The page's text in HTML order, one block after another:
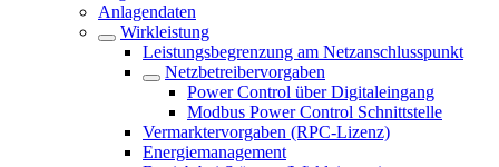
Anlagendaten
Wirkleistung
Leistungsbegrenzung am Netzanschlusspunkt
Netzbetreibervorgaben
Power Control über Digitaleingang
Modbus Power Control Schnittstelle
Vermarktervorgaben (RPC-Lizenz)
Energiemanagement